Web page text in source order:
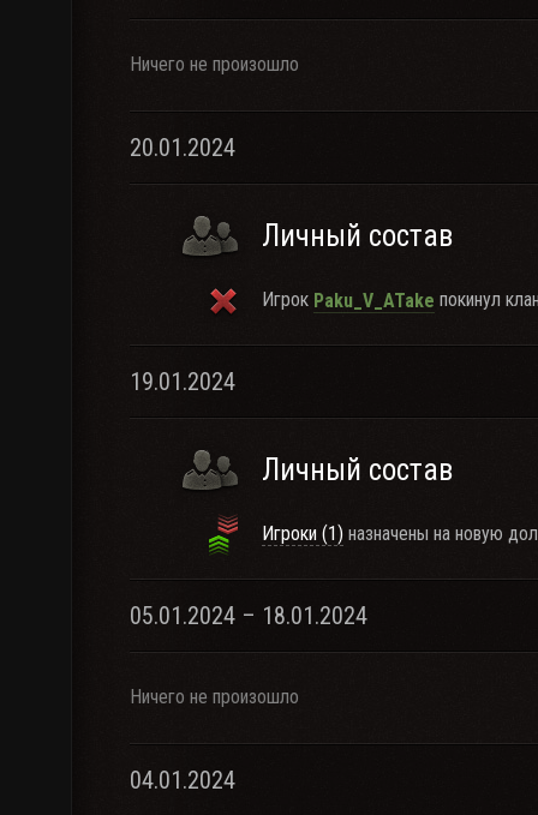
Ничего не произошло
20.01.2024
Личный состав
Игрок Paku_V_ATake покинул
19.01.2024
Личный состав
Игроки (1) назначены на новую
05.01.2024 – 18.01.2024
Ничего не произошло
04.01.2024